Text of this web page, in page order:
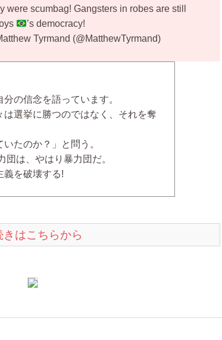
were scumbag! Gangsters in robes are still
’s democracy!
Tyrmand (@MatthewTyrmand)
の信念を語っています。
選挙に勝つのではなく、それを奪
たのか？」と問う。
は、やはり暴力団だ。
義を破壊する!
きはこちらから